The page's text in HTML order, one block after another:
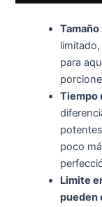
para
Tiempo
poco
Limite
pueden